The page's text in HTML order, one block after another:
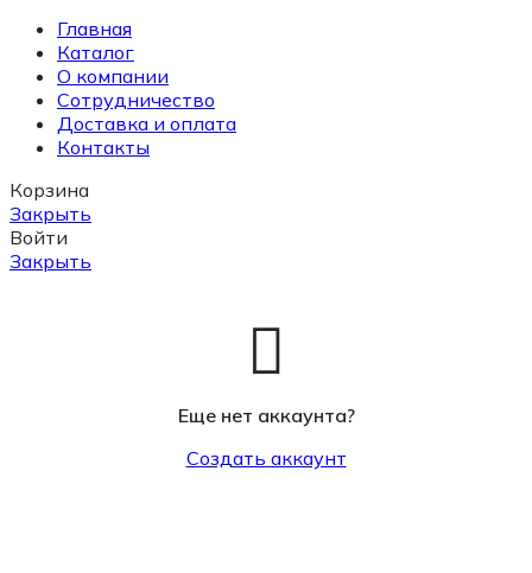
Главная
Каталог
О компании
Сотрудничество
Доставка и оплата
Контакты
Корзина
Закрыть
Войти
Закрыть
Еще нет аккаунта?
Создать аккаунт